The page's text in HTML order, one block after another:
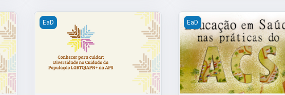
no cuidado da população LGBTQIAPN+ na APS - Turma 0226
Curso Conhecer para cuidar: Diversidade no cuidado da população
EaD Educação em Saúde nas
EaD